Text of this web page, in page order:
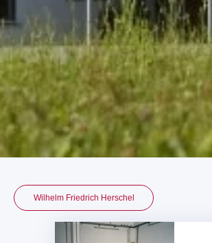
Wilhelm Friedrich Herschel